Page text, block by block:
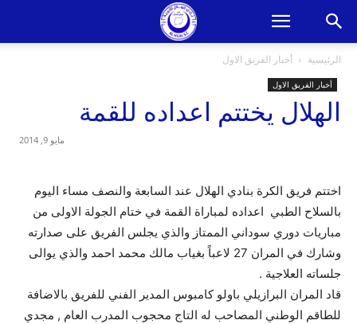
الرئيسية أخبار الفريق الاول
أخبار الفريق الاول
الهلال يختتم اعداده للقمة
مايو 9, 2014
اختتم فريق الكرة بنادي الهلال عند السابعة والنصف مساء اليوم
بالسلاح الطبي اعداده لمباراة القمة في ختام الجولة الاولى من
مباريات دوري سوداني الممتاز والذي يجلس الفريق على صدارته
وشارك في المران 27 لاعباً بغياب مالك محمد احمد والذي يوالى
جلساته العلاجية .
قاد المران البرازيلي باولو كامبوس المدير الفني للفريق بالاضافة
للطاقم الوطني المصاحب له التاج محجوب المدرب العام , مجدي